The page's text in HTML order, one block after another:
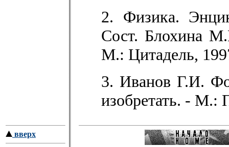
2. Физика.
Сост. Блохина
М.: Цитадель,
3. Иванов Г.И.
изобретать. - М.:
вверх